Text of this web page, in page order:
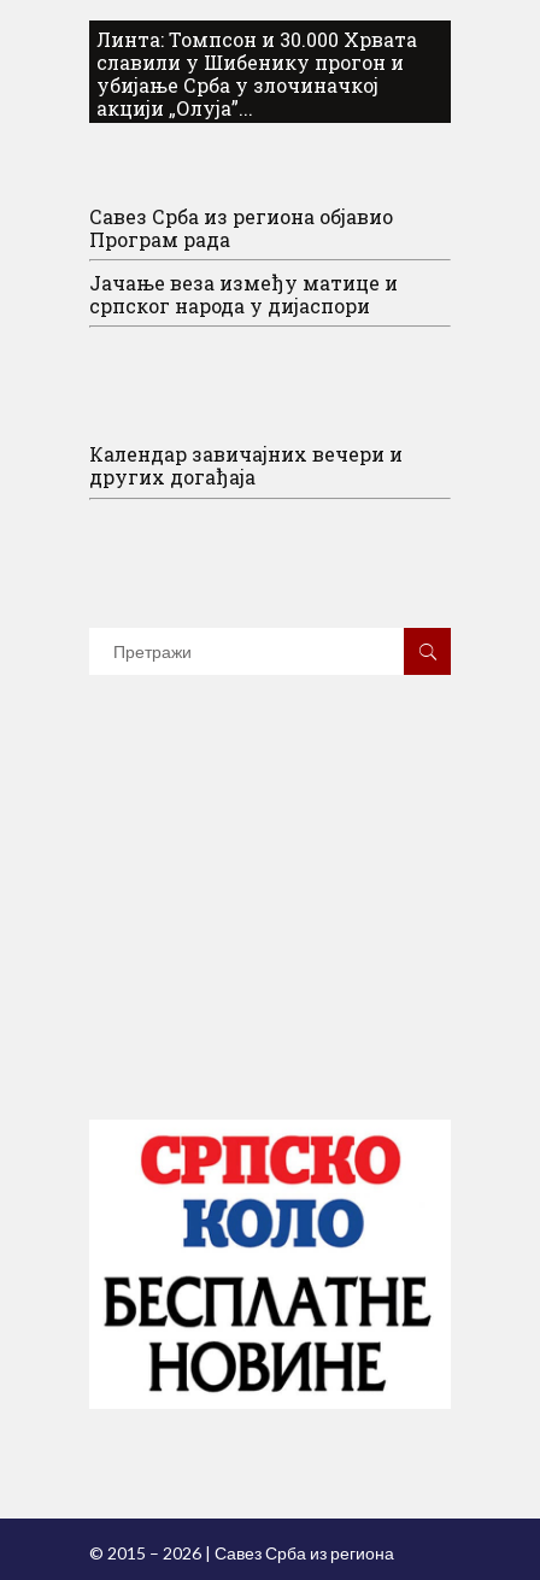
Линта: Томпсон и 30.000 Хрвата
славили у Шибенику прогон и
убијање Срба у злочиначкој
акцији „Олуја”...
Савез Срба из региона објавио
Програм рада
Јачање веза између матице и
српског народа у дијаспори
Календар завичајних вечери и
других догађаја
© 2015 – 2026 | Савез Срба из региона